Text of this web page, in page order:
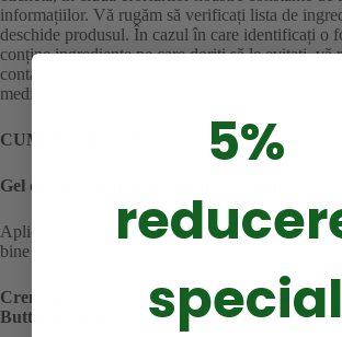
informațiilor. Vă rugăm să verificați lista de
deschide produsul. În cazul în care identificați o
conține ingrediente pe care doriți să le evitați, vă
contactați. Informațiile prezentate pe site nu pot
medicului, iar efectul produsului poate varia de la
CUM SE UTILIZEAZA:
Gel de dus exfoliant Yari Papaya & Hibiscus
Aplica scrub-ul pe piele, masand cu miscari
bine cu apa.
Crema pentru corp si fata cu unt de cacao
Butter Face & Body Cream 450 ml:
5%
special